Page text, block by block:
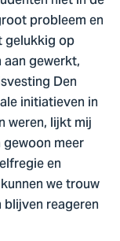
probleem en
gelukkig op
gewerkt,
Den
initiatieven in
weren, lijkt mij
meer
en
we trouw
reageren